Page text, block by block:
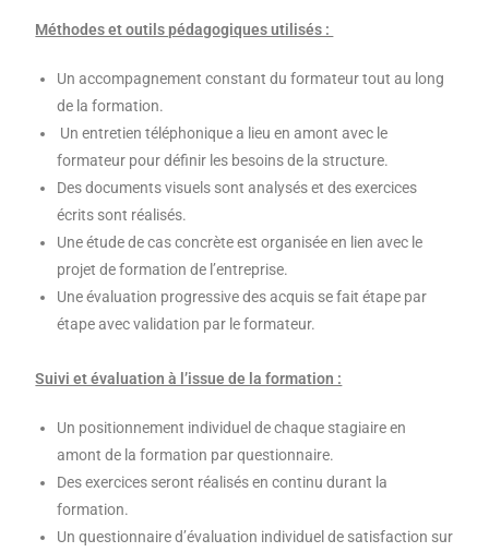
Méthodes et outils pédagogiques utilisés :
Un accompagnement constant du formateur tout au long
de la formation.
Un entretien téléphonique a lieu en amont avec le
formateur pour définir les besoins de la structure.
Des documents visuels sont analysés et des exercices
écrits sont réalisés.
Une étude de cas concrète est organisée en lien avec le
projet de formation de l’entreprise.
Une évaluation progressive des acquis se fait étape par
étape avec validation par le formateur.
Suivi et évaluation à l’issue de la formation :
Un positionnement individuel de chaque stagiaire en
amont de la formation par questionnaire.
Des exercices seront réalisés en continu durant la
formation.
Un questionnaire d’évaluation individuel de satisfaction sur